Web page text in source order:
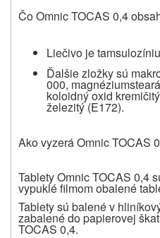
Čo Omnic TOCAS 0,4
Liečivo je
Ďalšie zložky sú
000,
koloidný oxid
železitý (E172).
Ako vyzerá Omnic TOCAS
Tablety Omnic TOCAS 0,4
vypuklé filmom obalené
Tablety sú balené v
zabalené do papierovej
TOCAS 0,4.